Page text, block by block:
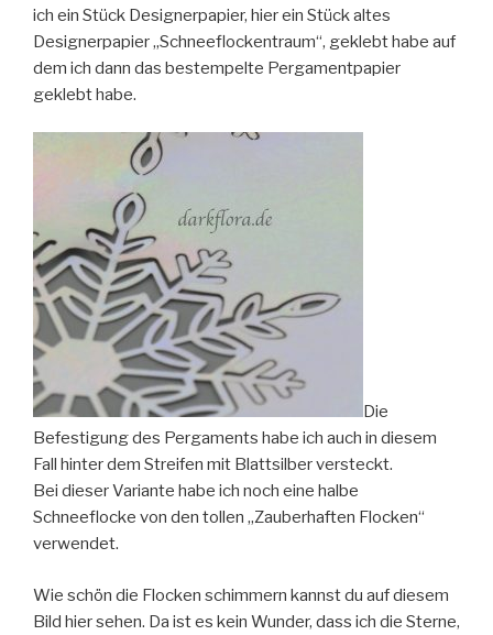
ich ein Stück Designerpapier, hier ein Stück altes
Designerpapier „Schneeflockentraum“, geklebt habe auf
dem ich dann das bestempelte Pergamentpapier
geklebt habe.
Die
Befestigung des Pergaments habe ich auch in diesem
Fall hinter dem Streifen mit Blattsilber versteckt.
Bei dieser Variante habe ich noch eine halbe
Schneeflocke von den tollen „Zauberhaften Flocken“
verwendet.
Wie schön die Flocken schimmern kannst du auf diesem
Bild hier sehen. Da ist es kein Wunder, dass ich die Sterne,